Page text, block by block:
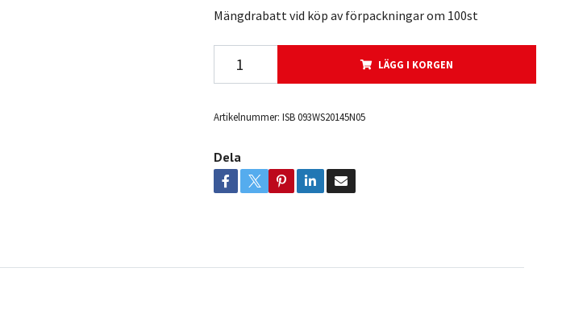
Mängdrabatt vid köp av förpackningar om 100st
LÄGG I KORGEN
Artikelnummer: ISB 093WS20145N05
Dela